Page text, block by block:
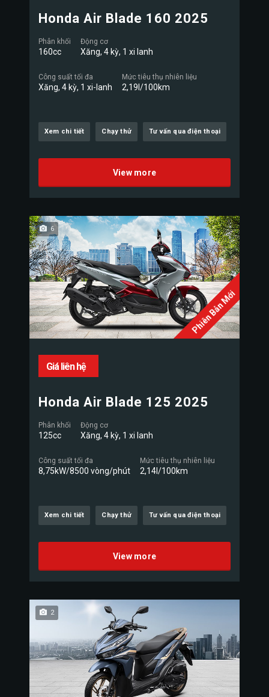
Honda Air Blade 160 2025
Phân khối
160cc
Động cơ
Xăng, 4 kỳ, 1 xi lanh
Công suất tối đa
Xăng, 4 kỳ, 1 xi-lanh
Mức tiêu thụ nhiên liệu
2,19l/100km
Xem chi tiết Chạy thử Tư vấn qua điện thoại
View more
Phiên Bản Mới
6
Giá liên hệ
Honda Air Blade 125 2025
Phân khối
125cc
Động cơ
Xăng, 4 kỳ, 1 xi lanh
Công suất tối đa
8,75kW/8500 vòng/phút
Mức tiêu thụ nhiên liệu
2,14l/100km
Xem chi tiết Chạy thử Tư vấn qua điện thoại
View more
2